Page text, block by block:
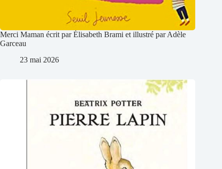
Merci Maman écrit par Élisabeth Brami et illustré par Adèle
Garceau
23 mai 2026